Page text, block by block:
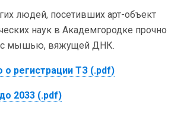
людей, посетивших арт-объект
наук в Академгородке прочно
с мышью, вяжущей ДНК.
о регистрации ТЗ (.pdf)
2033 (.pdf)